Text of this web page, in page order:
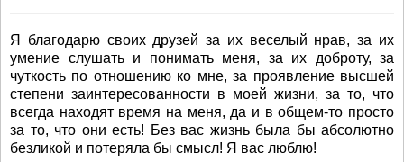
Я благодарю своих друзей за их веселый нрав, за их
умение слушать и понимать меня, за их доброту, за
чуткость по отношению ко мне, за проявление высшей
степени заинтересованности в моей жизни, за то, что
всегда находят время на меня, да и в общем-то просто
за то, что они есть! Без вас жизнь была бы абсолютно
безликой и потеряла бы смысл! Я вас люблю!